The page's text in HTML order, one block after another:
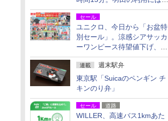
「空港西出口」の利用検討を
セール
ユニクロ、今日から「お盆特
別セール」。涼感シアサッカ
ーワンピース待望値下げ、撥
水ギアショーツは1990円に
連載 週末駅弁
東京駅「Suicaのペンギン チ
キンのり弁」
セール 道路
WILLER、高速バス1kmあた